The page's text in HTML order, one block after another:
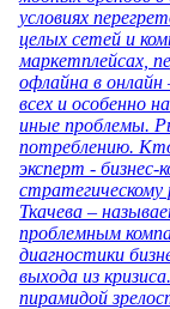
условиях
целых сетей и
маркетплейсах,
офлайна в онлайн
всех и особенно
иные проблемы.
потреблению.
эксперт -
стратегическому
Ткачева –
проблемным
диагностики
выхода из
пирамидой